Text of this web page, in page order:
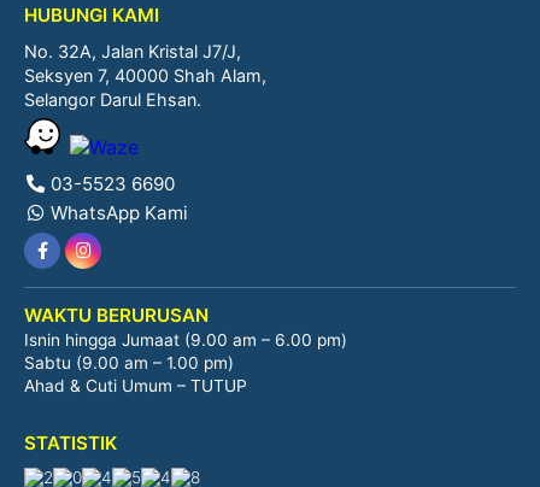
HUBUNGI KAMI
No. 32A, Jalan Kristal J7/J,
Seksyen 7, 40000 Shah Alam,
Selangor Darul Ehsan.
03-5523 6690
WhatsApp Kami
WAKTU BERURUSAN
Isnin hingga Jumaat (9.00 am – 6.00 pm)
Sabtu (9.00 am – 1.00 pm)
Ahad & Cuti Umum – TUTUP
STATISTIK